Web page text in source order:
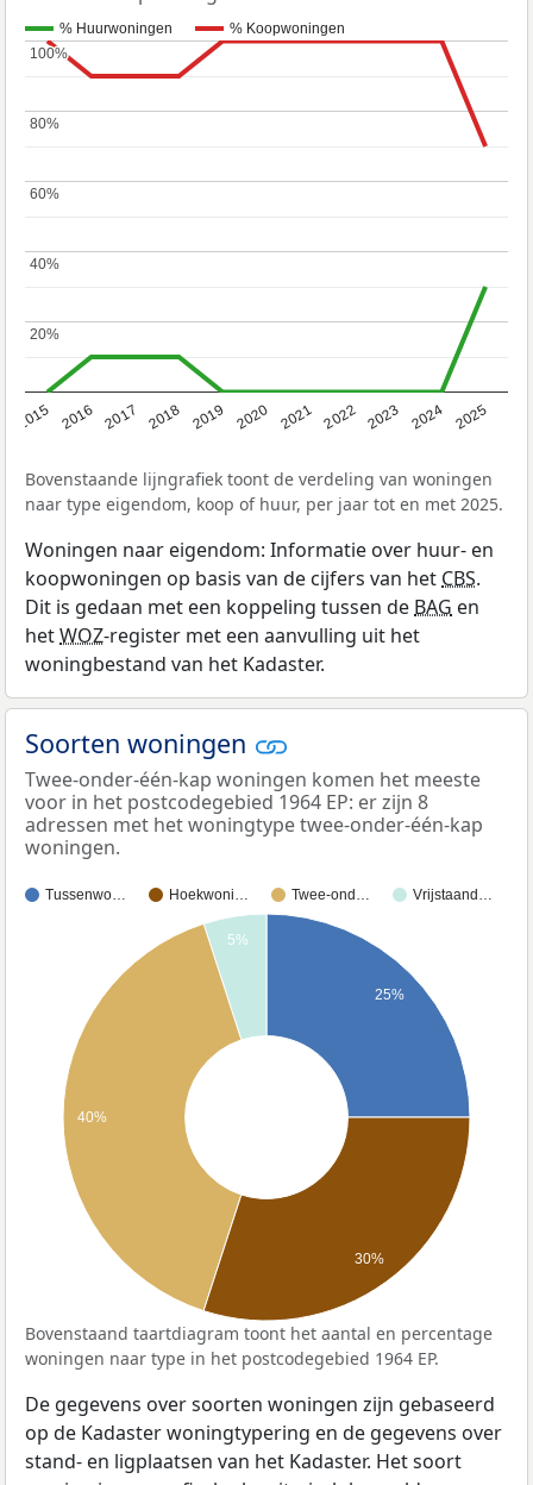
% Huurwoningen % Koopwoningen
2015 2016 2017 2018 2019 2020 2021 2022 2023 2024 2025
20%
20%
40%
40%
60%
60%
80%
80%
100%
100%
Bovenstaande lijngrafiek toont de verdeling van woningen
naar type eigendom, koop of huur, per jaar tot en met 2025.
Woningen naar eigendom: Informatie over huur- en
koopwoningen op basis van de cijfers van het CBS.
Dit is gedaan met een koppeling tussen de BAG en
hetWOZ-register met een aanvulling uit het
woningbestand van het Kadaster.
Soorten woningen
Twee-onder-één-kap woningen komen het meeste
voor in het postcodegebied 1964 EP: er zijn 8
adressen met het woningtype twee-onder-één-kap
woningen.
Tussenwo… Hoekwoni… Twee-ond… Vrijstaand…
25%
5%
40%
30%
Bovenstaand taartdiagram toont het aantal en percentage
woningen naar type in het postcodegebied 1964 EP.
De gegevens over soorten woningen zijn gebaseerd
op de Kadaster woningtypering en de gegevens over
stand- en ligplaatsen van het Kadaster. Het soort